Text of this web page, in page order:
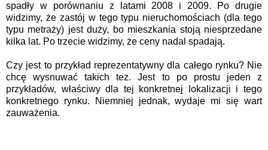
spadły w porównaniu z latami 2008 i 2009. Po drugie
widzimy, że zastój w tego typu nieruchomościach (dla tego
typu metraży) jest duży, bo mieszkania stoją niesprzedane
kilka lat. Po trzecie widzimy, że ceny nadal spadają.
Czy jest to przykład reprezentatywny dla całego rynku? Nie
chcę wysnuwać takich tez. Jest to po prostu jeden z
przykładów, właściwy dla tej konkretnej lokalizacji i tego
konkretnego rynku. Niemniej jednak, wydaje mi się wart
zauważenia.